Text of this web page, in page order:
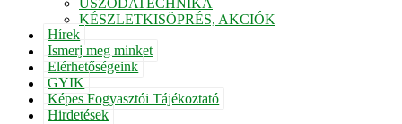
KÉSZLETKISÖPRÉS, AKCIÓK
Hírek
Ismerj meg minket
Elérhetőségeink
GYIK
Képes Fogyasztói Tájékoztató
Hirdetések